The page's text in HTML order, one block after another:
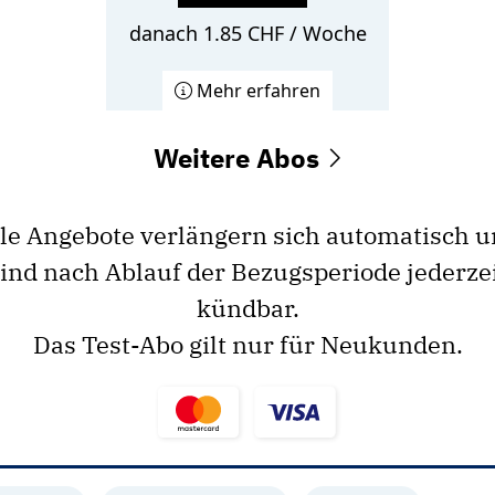
danach 1.85 CHF / Woche
Mehr erfahren
Weitere Abos
Angebote verlängern sich automatisch
nach Ablauf der Bezugsperiode
kündbar.
Das Test-Abo gilt nur für Neukunden.